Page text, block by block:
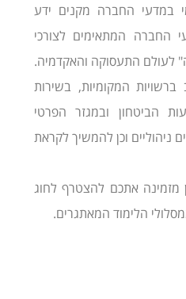
במדעי החברה מקנים ידע
החברה המתאימים לצורכי
לעולם התעסוקה והאקדמיה.
ברשויות המקומיות, בשירות
הביטחון ובמגזר הפרטי
ניהוליים וכן להמשיך לקראת
אתכם להצטרף לחוג
הלימוד המאתגרים.